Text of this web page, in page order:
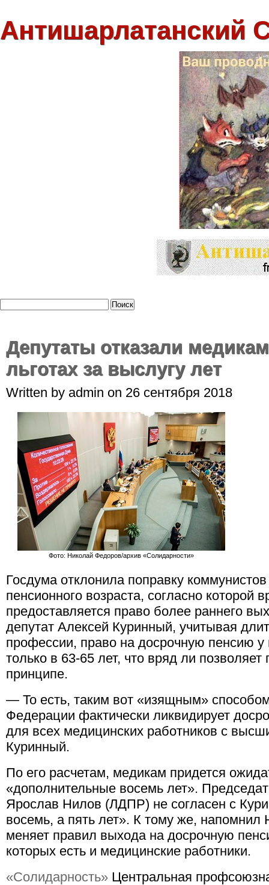
Антишарлатанский
Депутаты отказали
льготах за выслугу лет
Written by admin on 26 сентября 2018
Фото: Николай Федоров/архив «Солидарности»
Госдума отклонила поправку
пенсионного возраста, согласно которой
предоставляется право более раннего
депутат Алексей Куринный, учитывая
профессии, право на досрочную пенсию у
только в 63-65 лет, что вряд ли позволяет
принципе.
— То есть, таким вот «изящным»
Федерации фактически ликвидирует
для всех медицинских работников с
Куринный.
По его расчетам, медикам придется
«дополнительные восемь лет».
Ярослав Нилов (ЛДПР) не согласен с
восемь, а пять лет». К тому же, напомнил
меняет правил выхода на досрочную
которых есть и медицинские работники.
«Солидарность» Центральная